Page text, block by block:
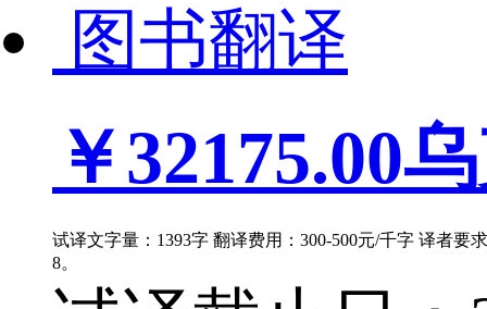
图书翻译
￥32175.00
试译文字量：1393字 翻译费用：300-500元/千字 译者要
8。